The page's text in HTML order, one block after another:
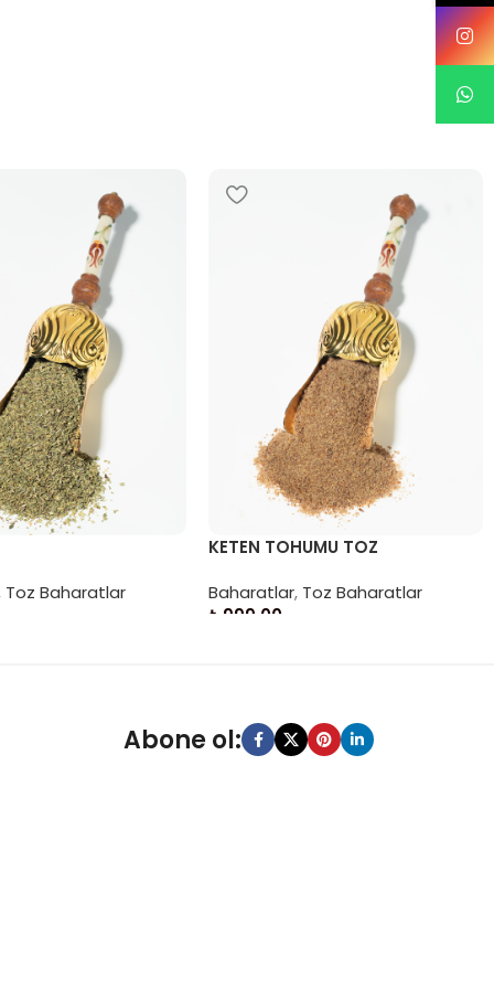
Toz Baharatlar
KETEN TOHUMU TOZ
Baharatlar, Toz Baharatlar
₺ 999,00
Abone ol: